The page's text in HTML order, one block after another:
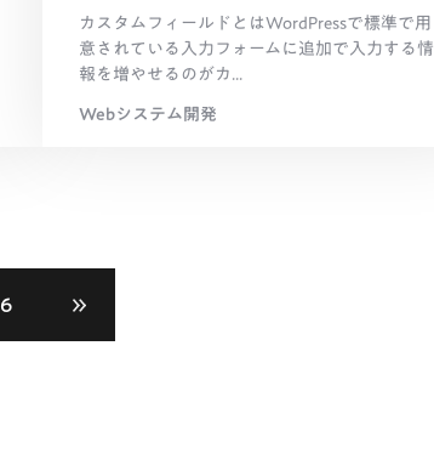
カスタムフィールドとはWordPressで標準で用
意されている入力フォームに追加で入力する情
報を増やせるのがカ...
Webシステム開発
6